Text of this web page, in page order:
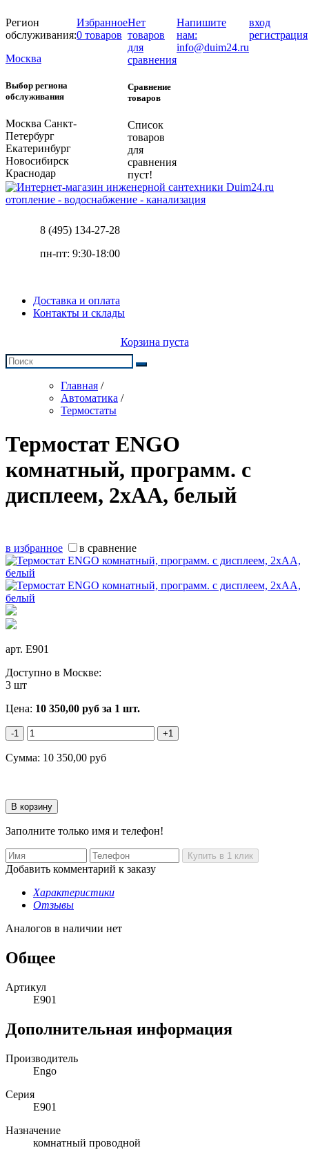
Регион
обслуживания:
Москва
Выбор региона
обслуживания
Москва Санкт-
Петербург
Екатеринбург
Новосибирск
Краснодар
Избранное
0 товаров
Нет
товаров
для
сравнения
Сравнение
товаров
Список
товаров
для
сравнения
пуст!
Напишите
нам:
info@duim24.ru
вход
регистрация
отопление - водоснабжение - канализация
8 (495) 134-27-28
пн-пт: 9:30-18:00
Доставка и оплата
Контакты и склады
Корзина пуста
Главная /
Автоматика /
Термостаты
Термостат ENGO
комнатный, программ. с
дисплеем, 2хАА, белый
в избранное в сравнение
арт. E901
Доступно в Москве:
3 шт
Цена: 10 350,00 руб за 1 шт.
-1 +1
Сумма: 10 350,00 руб
Заполните только имя и телефон!
Добавить комментарий к заказу
Характеристики
Отзывы
Аналогов в наличии нет
Общее
Артикул
E901
Дополнительная информация
Производитель
Engo
Серия
E901
Назначение
комнатный проводной